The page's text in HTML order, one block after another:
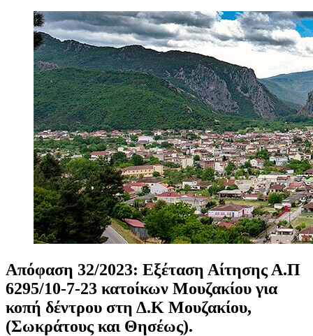
Απόφαση 32/2023: Εξέταση Αίτησης Α.Π
6295/10-7-23 κατοίκων Μουζακίου για
κοπή δέντρου στη Δ.Κ Μουζακίου,
(Σωκράτους και Θησέως).